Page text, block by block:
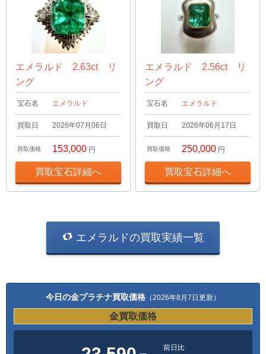
エメラルド 2.63ct リ
ング
宝石名 エメラルド
買取日 2026年07月06日
買取価格 153,000 円
買取宝石詳細へ
エメラルド 2.56ct リ
ング
宝石名 エメラルド
買取日 2026年06月17日
買取価格 250,000 円
買取宝石詳細へ
エメラルドの買取実績一覧
今日の金プラチナ買取価格 （2026年8月7日更新）
金買取価格
前日比